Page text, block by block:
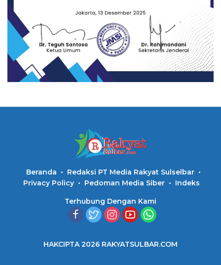
Beranda
Redaksi PT Media Rakyat Sulselbar
Privacy Policy
Pedoman Media Siber Indeks
Terhubung Dengan Kami
HAKCIPTA 2026 RAKYATSULBAR.COM